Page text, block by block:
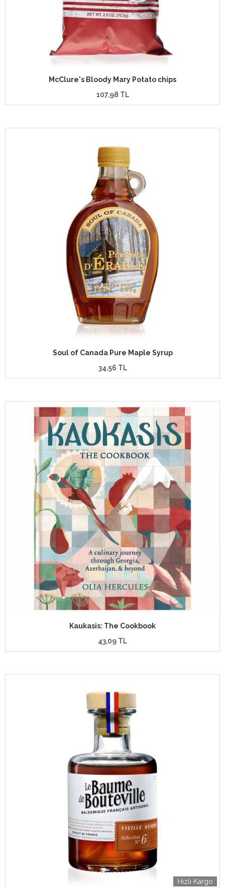
McClure's Bloody Mary Potato chips
107,98 TL
Soul of Canada Pure Maple Syrup
34,56 TL
Kaukasis: The Cookbook
43,09 TL
Hızlı Kargo